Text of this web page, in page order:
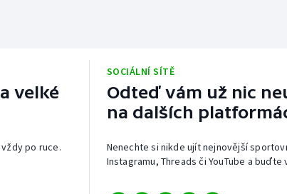
velké
po ruce.
SOCIÁLNÍ SÍTĚ
Odteď vám už nic
na dalších
Nenechte si nikde ujít nejnovější
Instagramu, Threads či YouTube a buďte